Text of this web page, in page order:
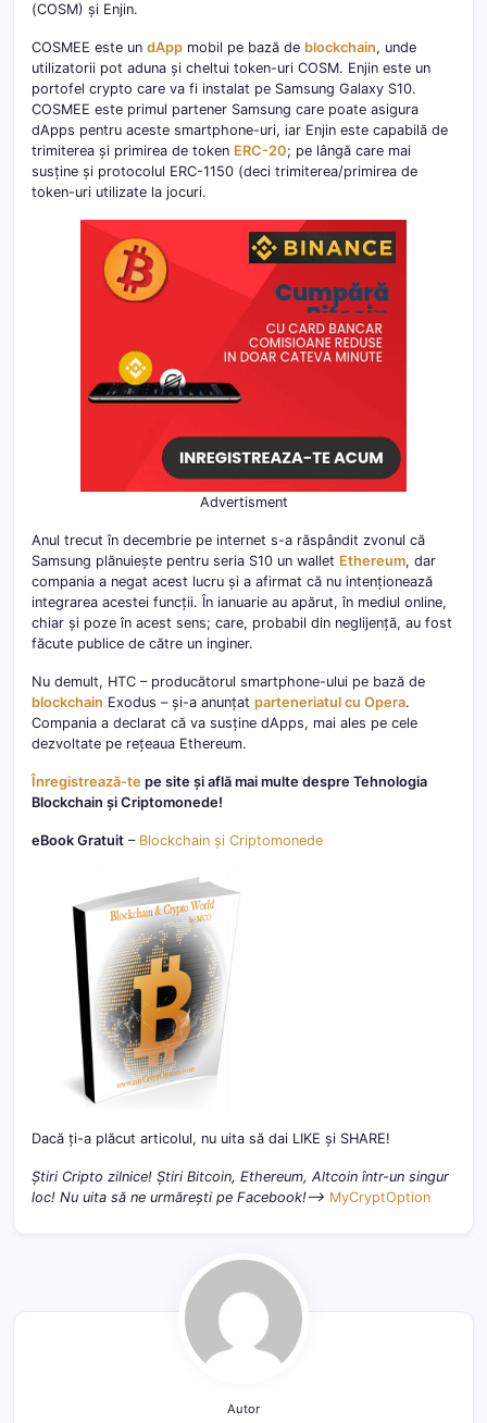
(COSM) și Enjin.
COSMEE este un dApp mobil pe bază de blockchain, unde
utilizatorii pot aduna și cheltui token-uri COSM. Enjin este un
portofel crypto care va fi instalat pe Samsung Galaxy S10.
COSMEE este primul partener Samsung care poate asigura
dApps pentru aceste smartphone-uri, iar Enjin este capabilă de
trimiterea și primirea de token ERC-20; pe lângă care mai
susține și protocolul ERC-1150 (deci trimiterea/primirea de
token-uri utilizate la jocuri.
Advertisment
Anul trecut în decembrie pe internet s-a răspândit zvonul că
Samsung plănuiește pentru seria S10 un wallet Ethereum, dar
compania a negat acest lucru și a afirmat că nu intenționează
integrarea acestei funcții. În ianuarie au apărut, în mediul online,
chiar și poze în acest sens; care, probabil din neglijență, au fost
făcute publice de către un inginer.
Nu demult, HTC – producătorul smartphone-ului pe bază de
blockchain Exodus – și-a anunțat parteneriatul cu Opera.
Compania a declarat că va susține dApps, mai ales pe cele
dezvoltate pe rețeaua Ethereum.
Înregistrează-te pe site și află mai multe despre Tehnologia
Blockchain și Criptomonede!
eBook Gratuit – Blockchain și Criptomonede
Dacă ți-a plăcut articolul, nu uita să dai LIKE și SHARE!
Știri Cripto zilnice! Știri Bitcoin, Ethereum, Altcoin într-un singur
loc! Nu uita să ne urmărești pe Facebook!–> MyCryptOption
Autor